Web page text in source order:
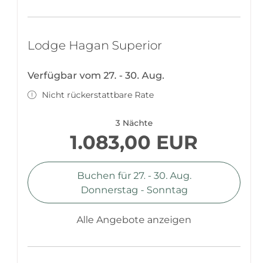
Lodge Hagan Superior
Verfügbar vom 27. - 30. Aug.
Nicht rückerstattbare Rate
3 Nächte
1.083,00 EUR
Buchen für 27. - 30. Aug.
Donnerstag - Sonntag
Alle Angebote anzeigen